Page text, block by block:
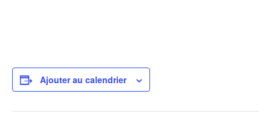
Ajouter au calendrier